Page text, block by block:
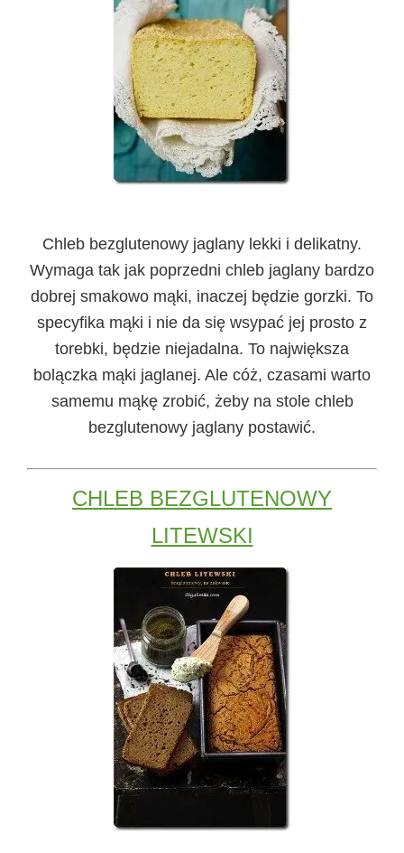
Chleb bezglutenowy jaglany lekki i delikatny.
Wymaga tak jak poprzedni chleb jaglany bardzo
dobrej smakowo mąki, inaczej będzie gorzki. To
specyfika mąki i nie da się wsypać jej prosto z
torebki, będzie niejadalna. To największa
bolączka mąki jaglanej. Ale cóż, czasami warto
samemu mąkę zrobić, żeby na stole chleb
bezglutenowy jaglany postawić.
CHLEB BEZGLUTENOWY
LITEWSKI